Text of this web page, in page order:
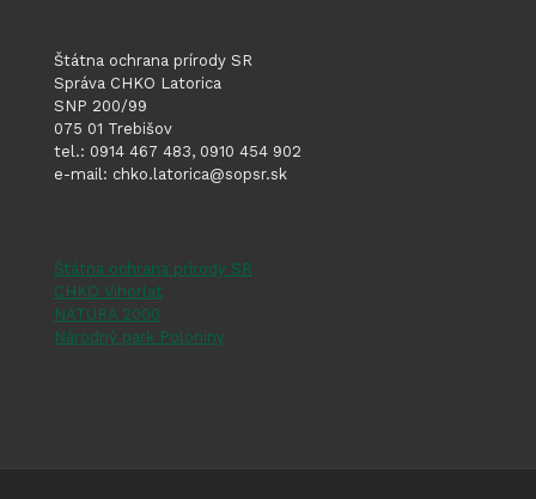
Štátna ochrana prírody SR
Správa CHKO Latorica
SNP 200/99
075 01 Trebišov
tel.: 0914 467 483, 0910 454 902
e-mail: chko.latorica@sopsr.sk
Štátna ochrana prírody SR
CHKO Vihorlat
NATURA 2000
Národný park Poloniny